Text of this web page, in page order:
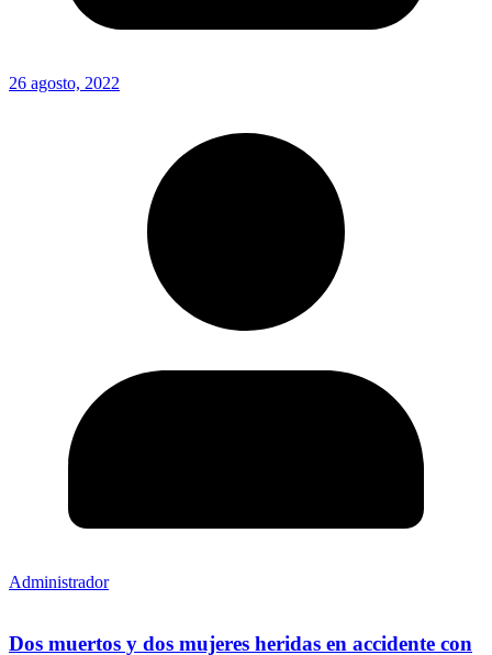
26 agosto, 2022
Administrador
Dos muertos y dos mujeres heridas en accidente con